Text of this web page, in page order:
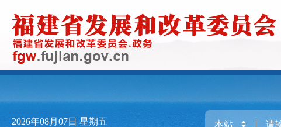
2026年08月07日 星期五